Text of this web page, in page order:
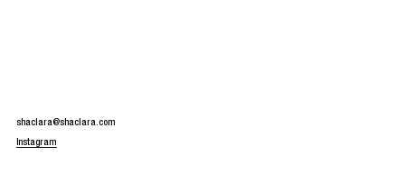
shaclara@shaclara.com
Instagram